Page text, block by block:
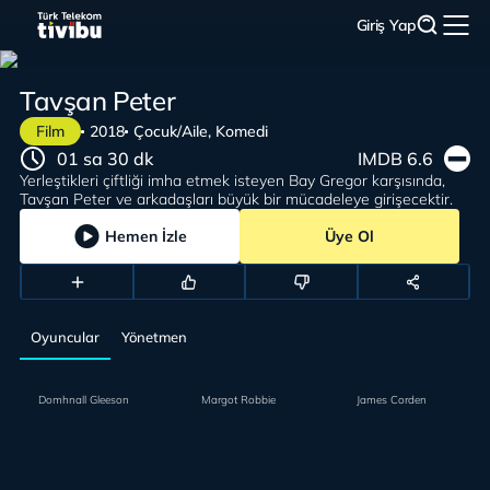
Giriş Yap
Film 2018 Çocuk/Aile, Komedi
Tavşan Peter
Yerleştikleri çiftliği imha etmek isteyen Bay Gregor karşısında,
Tavşan Peter ve arkadaşları büyük bir mücadeleye girişecektir.
01 sa 30 dk IMDB 6.6
Hemen İzle Üye Ol
Oyuncular Yönetmen
Domhnall Gleeson Margot Robbie James Corden